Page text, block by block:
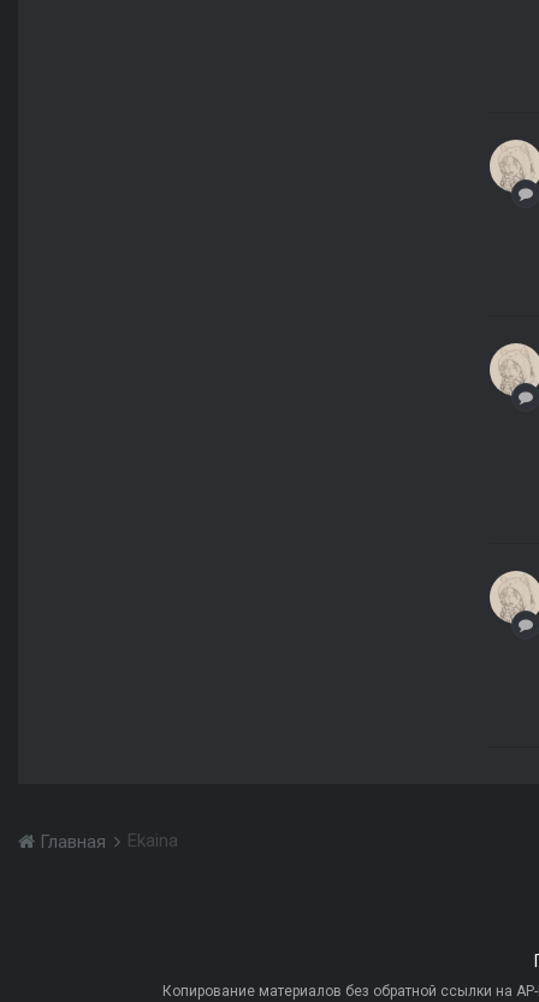
Главная Ekaina
Копирование материалов без обратной ссылки на